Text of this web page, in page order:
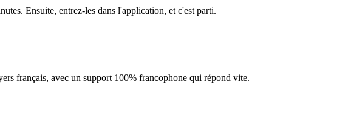
Ensuite, entrez-les dans l'application, et c'est parti.
français, avec un support 100% francophone qui répond vite.